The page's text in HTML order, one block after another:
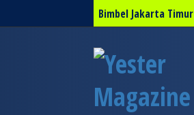
Bimbel Jakarta Timur